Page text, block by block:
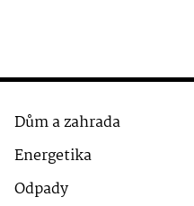
Dům a zahrada
Energetika
Odpady